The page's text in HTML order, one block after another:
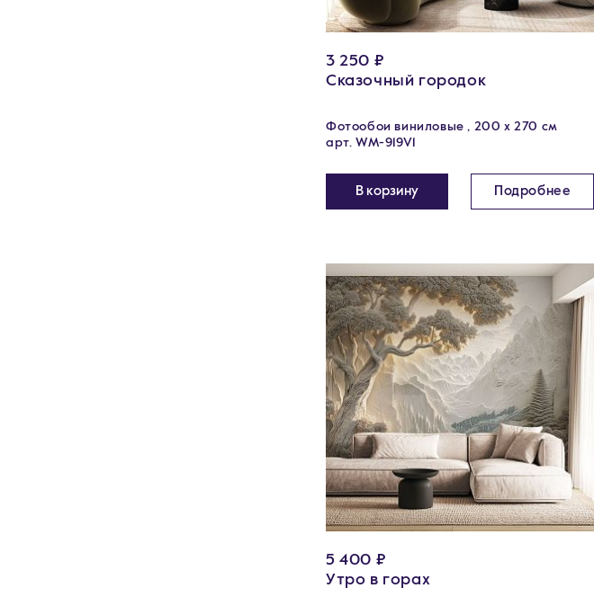
3 250 ₽
Сказочный городок
Фотообои виниловые , 200 х 270 см
арт. WM-919V1
В корзину Подробнее
5 400 ₽
Утро в горах